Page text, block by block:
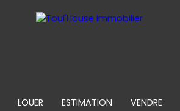
LOUER ESTIMATION VENDRE